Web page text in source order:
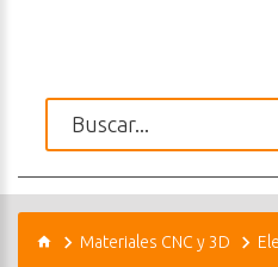
Materiales CNC y 3D